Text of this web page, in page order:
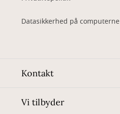
Datasikkerhed på computerne
Kontakt
Vi tilbyder